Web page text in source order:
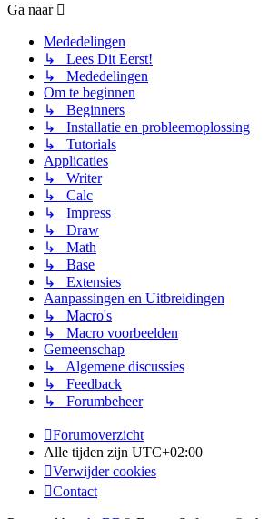
Ga naar
Mededelingen
↳ Lees Dit Eerst!
↳ Mededelingen
Om te beginnen
↳ Beginners
↳ Installatie en probleemoplossing
↳ Tutorials
Applicaties
↳ Writer
↳ Calc
↳ Impress
↳ Draw
↳ Math
↳ Base
↳ Extensies
Aanpassingen en Uitbreidingen
↳ Macro's
↳ Macro voorbeelden
Gemeenschap
↳ Algemene discussies
↳ Feedback
↳ Forumbeheer
Forumoverzicht
Alle tijden zijn UTC+02:00
Verwijder cookies
Contact